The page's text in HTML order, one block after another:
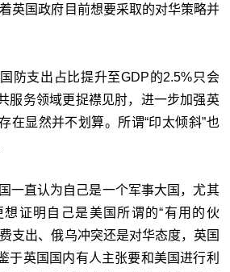
英国政府目前想要采取的对华策略并
防支出占比提升至GDP的2.5%只会
服务领域更捉襟见肘，进一步加强英
在显然并不划算。所谓“印太倾斜”也
一直认为自己是一个军事大国，尤其
证明自己是美国所谓的“有用的伙
支出、俄乌冲突还是对华态度，英国
于英国国内有人主张要和美国进行利